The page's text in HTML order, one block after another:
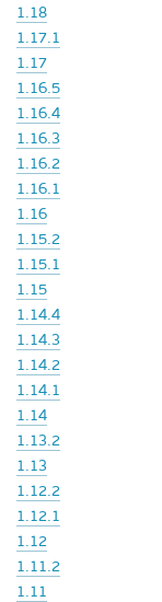
1.18
1.17.1
1.17
1.16.5
1.16.4
1.16.3
1.16.2
1.16.1
1.16
1.15.2
1.15.1
1.15
1.14.4
1.14.3
1.14.2
1.14.1
1.14
1.13.2
1.13
1.12.2
1.12.1
1.12
1.11.2
1.11